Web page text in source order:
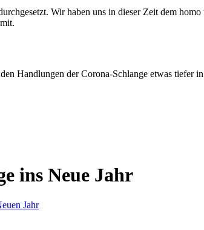
Wir haben uns in dieser Zeit dem
Handlungen der Corona-Schlange etwas tiefer
ins Neue Jahr
Jahr